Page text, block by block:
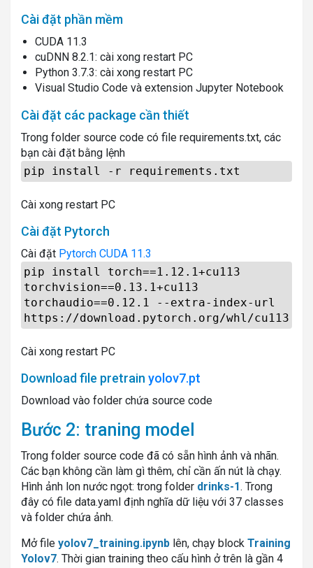
Cài đặt phần mềm
CUDA 11.3
cuDNN 8.2.1: cài xong restart PC
Python 3.7.3: cài xong restart PC
Visual Studio Code và extension Jupyter Notebook
Cài đặt các package cần thiết
Trong folder source code có file requirements.txt, các
bạn cài đặt bằng lệnh
pip install -r requirements.txt
Cài xong restart PC
Cài đặt Pytorch
Cài đặt Pytorch CUDA 11.3
pip install torch==1.12.1+cu113
torchvision==0.13.1+cu113
torchaudio==0.12.1 --extra-index-url
https://download.pytorch.org/whl/cu113
Cài xong restart PC
Download file pretrain yolov7.pt
Download vào folder chứa source code
Bước 2: traning model
Trong folder source code đã có sẵn hình ảnh và nhãn.
Các bạn không cần làm gì thêm, chỉ cần ấn nút là chạy.
Hình ảnh lon nước ngọt: trong folder drinks-1. Trong
đây có file data.yaml định nghĩa dữ liệu với 37 classes
và folder chứa ảnh.
Mở file yolov7_training.ipynb lên, chạy block Training
Yolov7. Thời gian training theo cấu hình ở trên là gần 4